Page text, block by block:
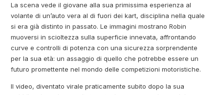
La scena vede il giovane alla sua primissima esperienza al
volante di un’auto vera al di fuori dei kart, disciplina nella quale
si era già distinto in passato. Le immagini mostrano Robin
muoversi in scioltezza sulla superficie innevata, affrontando
curve e controlli di potenza con una sicurezza sorprendente
per la sua età: un assaggio di quello che potrebbe essere un
futuro promettente nel mondo delle competizioni motoristiche.
Il video, diventato virale praticamente subito dopo la sua